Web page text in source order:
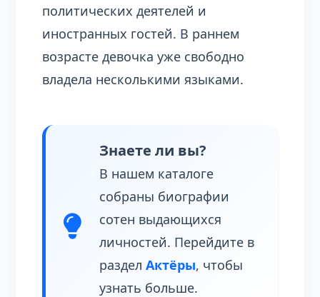
политических деятелей и
иностранных гостей. В раннем
возрасте девочка уже свободно
владела несколькими языками.
Знаете ли вы?
В нашем каталоге
собраны биографии
сотен выдающихся
личностей. Перейдите в
разделАктёры, чтобы
узнать больше.